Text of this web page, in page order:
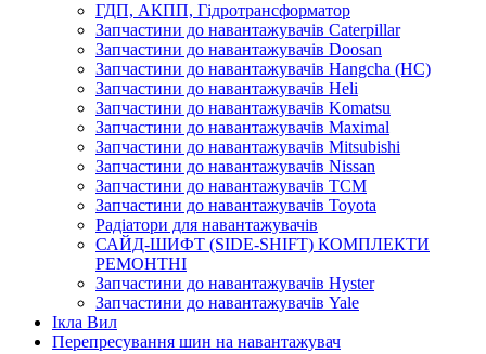
ГДП, АКПП, Гідротрансформатор
Запчастини до навантажувачів Caterpillar
Запчастини до навантажувачів Doosan
Запчастини до навантажувачів Hangcha (HC)
Запчастини до навантажувачів Heli
Запчастини до навантажувачів Komatsu
Запчастини до навантажувачів Maximal
Запчастини до навантажувачів Mitsubishi
Запчастини до навантажувачів Nissan
Запчастини до навантажувачів TCM
Запчастини до навантажувачів Toyota
Радіатори для навантажувачів
САЙД-ШИФТ (SIDE-SHIFT) КОМПЛЕКТИ
РЕМОНТНІ
Запчастини до навантажувачів Hyster
Запчастини до навантажувачів Yale
Ікла Вил
Перепресування шин на навантажувач